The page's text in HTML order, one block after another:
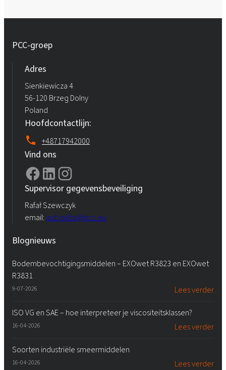
PCC-groep
Adres
Sienkiewicza 4
56-120 Brzeg Dolny
Poland
Hoofdcontactlijn:
+48717942000
Vind ons
Supervisor gegevensbeveiliging
Rafał Szewczyk
email: iod.rokita@pcc.eu
Blognieuws
Bodembevochtigingsmiddelen – EXOwet R3823 en EXOwet
R3831
9-07-2026 Lees verder
ISO VG en SAE – hoe interpreteer je viscositeitsklassen?
16-04-2026 Lees verder
Soorten industriële smeermiddelen
16-04-2026 Lees verder